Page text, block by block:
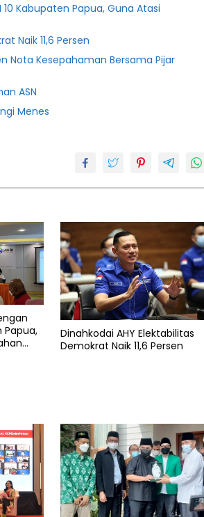
10 Kabupaten Papua, Guna Atasi
Naik 11,6 Persen
Nota Kesepahaman Bersama Pijar
ASN
Menes
Papua,
Dinahkodai AHY Elektabilitas
Demokrat Naik 11,6 Persen